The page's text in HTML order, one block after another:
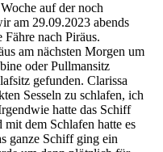
auf der noch
am 29.09.2023 abends
nach Piräus.
am nächsten Morgen um
oder Pullmansitz
gefunden. Clarissa
Sesseln zu schlafen, ich
hatte das Schiff
dem Schlafen hatte es
ganze Schiff ging ein